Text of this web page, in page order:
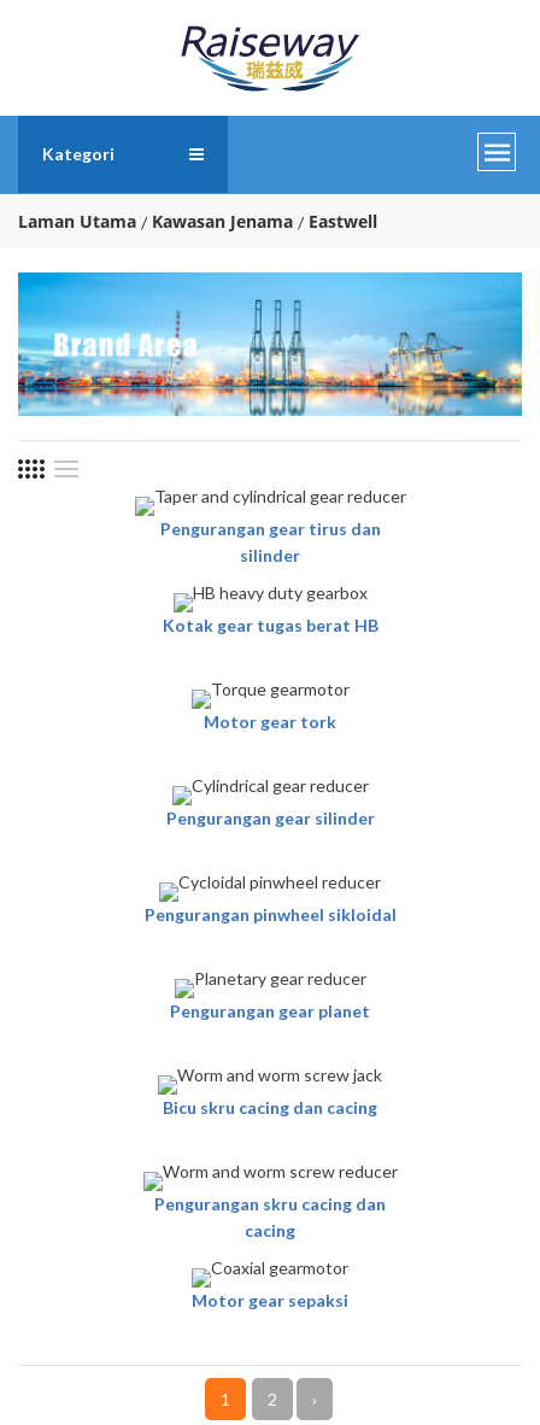
Kategori
Laman Utama Kawasan Jenama Eastwell
Pengurangan gear tirus dan
silinder
Kotak gear tugas berat HB
Motor gear tork
Pengurangan gear silinder
Pengurangan pinwheel sikloidal
Pengurangan gear planet
Bicu skru cacing dan cacing
Pengurangan skru cacing dan
cacing
Motor gear sepaksi
1 2 ›